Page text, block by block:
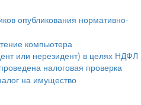
опубликования нормативно-
компьютера
или нерезидент) в целях НДФЛ
налоговая проверка
на имущество